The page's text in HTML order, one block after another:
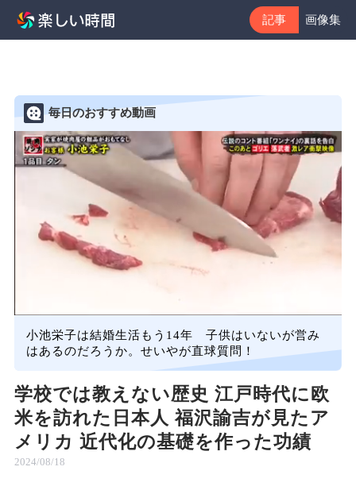
記事 画像集
毎日のおすすめ動画
小池栄子は結婚生活もう14年 子供はいないが営み
はあるのだろうか。せいやが直球質問！
学校では教えない歴史 江戸時代に欧
米を訪れた日本人 福沢諭吉が見たア
メリカ 近代化の基礎を作った功績
2024/08/18